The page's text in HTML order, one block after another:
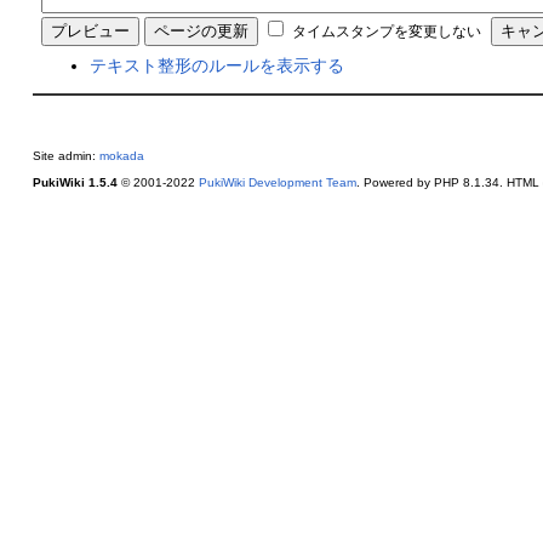
タイムスタンプを変更しない
テキスト整形のルールを表示する
Site admin: mokada
PukiWiki 1.5.4© 2001-2022 PukiWiki Development Team. Powered by PHP 8.1.34. HTML